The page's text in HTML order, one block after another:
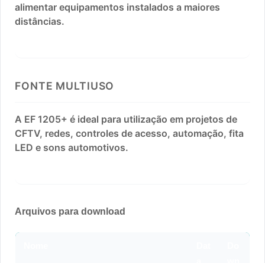
alimentar equipamentos instalados a maiores
distâncias.
FONTE MULTIUSO
A EF 1205+ é ideal para utilização em projetos de
CFTV, redes, controles de acesso, automação, fita
LED e sons automotivos.
Arquivos para download